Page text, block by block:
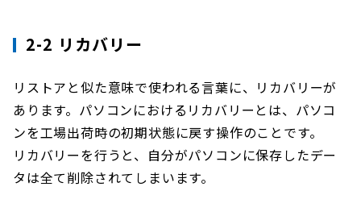
2-2 リカバリー
リストアと似た意味で使われる言葉に、リカバリーが
あります。パソコンにおけるリカバリーとは、パソコ
ンを工場出荷時の初期状態に戻す操作のことです。
リカバリーを行うと、自分がパソコンに保存したデー
タは全て削除されてしまいます。